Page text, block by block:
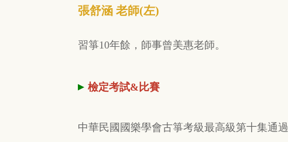
張舒涵 老師(左)
習箏10年餘，師事曾美惠老師。
▸ 檢定考試&比賽
中華民國國樂學會古箏考級最高級第十集通過